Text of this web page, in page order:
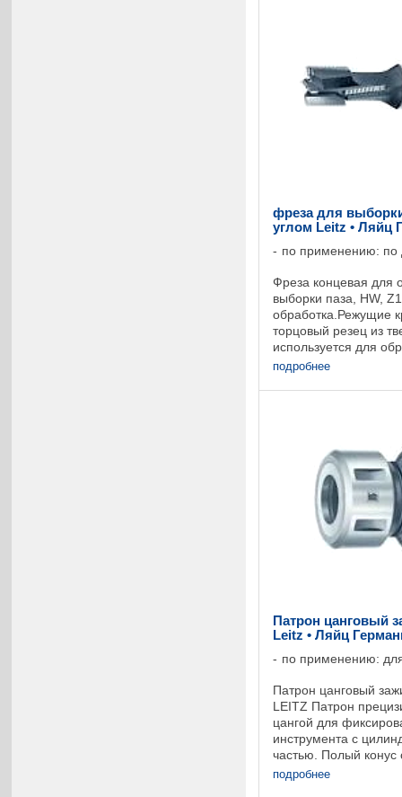
фреза для
углом Leitz • Ляйц
по применению: по
Фреза концевая для
выборки паза, HW,
обработка.Режущие
торцовый резец из
используется для
изготовлении
подробнее
Патрон цанговый
Leitz • Ляйц
по применению:
Патрон цанговый
LEITZ Патрон
цангой для
инструмента с
частью. Полый конус
69893. Минималь-
подробнее